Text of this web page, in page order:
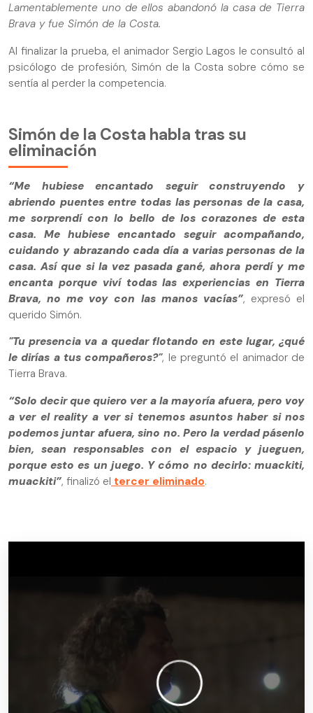
Lamentablemente uno de ellos abandonó la casa de Tierra
Brava y fue Simón de la Costa.
Al finalizar la prueba, el animador Sergio Lagos le consultó al
psicólogo de profesión, Simón de la Costa sobre cómo se
sentía al perder la competencia.
Simón de la Costa habla tras su
eliminación
“Me hubiese encantado seguir construyendo y
abriendo puentes entre todas las personas de la casa,
me sorprendí con lo bello de los corazones de esta
casa. Me hubiese encantado seguir acompañando,
cuidando y abrazando cada día a varias personas de la
casa. Así que si la vez pasada gané, ahora perdí y me
encanta porque viví todas las experiencias en Tierra
Brava, no me voy con las manos vacías”, expresó el
querido Simón.
"Tu presencia va a quedar flotando en este lugar, ¿qué
le dirías a tus compañeros?", le preguntó el animador de
Tierra Brava.
“Solo decir que quiero ver a la mayoría afuera, pero voy
a ver el reality a ver si tenemos asuntos haber si nos
podemos juntar afuera, sino no. Pero la verdad pásenlo
bien, sean responsables con el espacio y jueguen,
porque esto es un juego. Y cómo no decirlo: muackiti,
muackiti”, finalizó el tercer eliminado.